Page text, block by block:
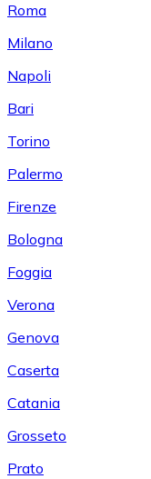
Roma
Milano
Napoli
Bari
Torino
Palermo
Firenze
Bologna
Foggia
Verona
Genova
Caserta
Catania
Grosseto
Prato